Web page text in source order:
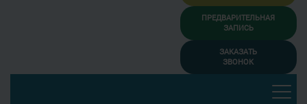
ПРЕДВАРИТЕЛЬНАЯ
ЗАПИСЬ
ЗАКАЗАТЬ
ЗВОНОК